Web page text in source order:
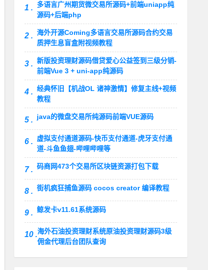
1 .
多语言广州期货微交易所源码+前端uniapp纯
源码+后端php
2 . 海外开源Coming多语言交易所源码合约交易
质押生息盲盒附视频教程
3 . 新版投资理财源码借贷爱心公益签到三级分销-
前端Vue 3 + uni-app纯源码
4 . 经典怀旧【机战OL 诸神激情】修复主线+视频
教程
5 . java的微盘交易所纯源码前端VUE源码
6 .
虚拟支付通道源码-快币支付通道-虎牙支付通
道-斗鱼鱼翅-哔哩哔哩等
7 . 码商网473个交易所区块链资源打包下载
8 . 街机疯狂捕鱼源码 cocos creator 编译教程
9 . 鲸发卡v11.61系统源码
10 .海外石油投资理财系统原油投资理财源码3级
佣金代理后台团队查询